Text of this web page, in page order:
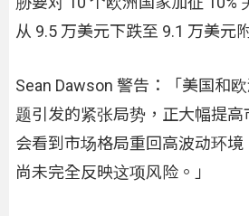
从 9.5 万美元下跌至 9.1 万美元
Sean Dawson 警告：「美国和
题引发的紧张局势，正大幅提
会看到市场格局重回高波动环
尚未完全反映这项风险。」